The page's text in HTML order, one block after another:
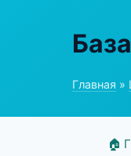
Главная »
🏠